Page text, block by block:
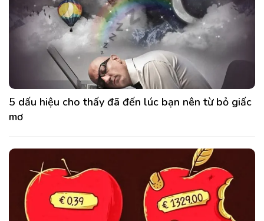
5 dấu hiệu cho thấy đã đến lúc bạn nên từ bỏ giấc
mơ